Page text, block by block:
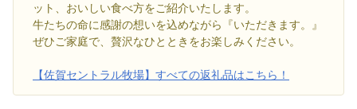
ット、おいしい食べ方をご紹介いたします。
牛たちの命に感謝の想いを込めながら『いただきます。』
ぜひご家庭で、贅沢なひとときをお楽しみください。
【佐賀セントラル牧場】すべての返礼品はこちら！